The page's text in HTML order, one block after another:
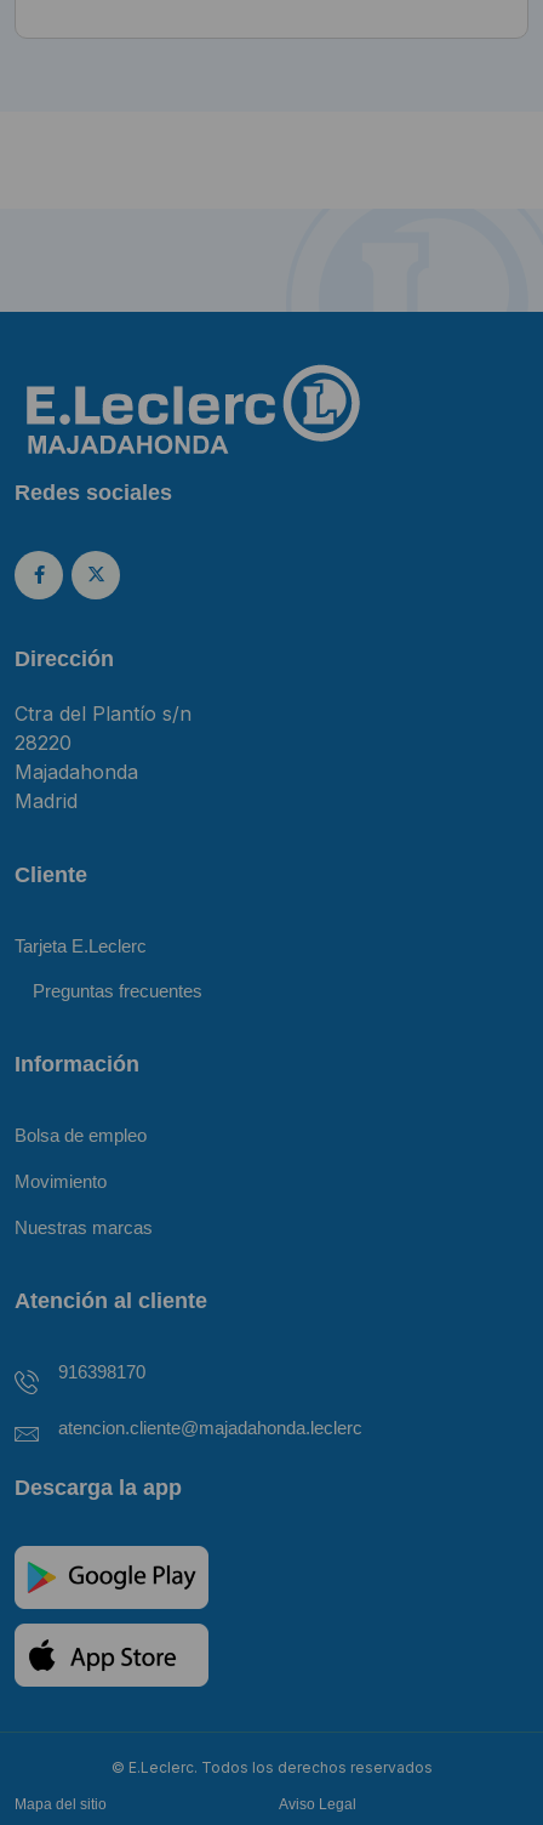
Redes sociales
Dirección
Ctra del Plantío s/n
28220
Majadahonda
Madrid
Cliente
Tarjeta E.Leclerc
Preguntas frecuentes
Información
Bolsa de empleo
Movimiento
Nuestras marcas
Atención al cliente
916398170
atencion.cliente@majadahonda.leclerc
Descarga la app
© E.Leclerc. Todos los derechos reservados
Mapa del sitio Aviso Legal